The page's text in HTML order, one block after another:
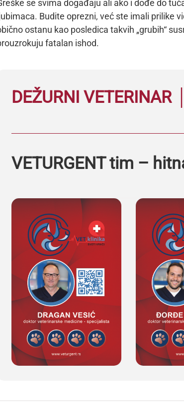
se svima događaju ali ako i dođe do
Budite oprezni, već ste imali prilike
ostanu kao posledica takvih „grubih“
fatalan ishod.
DEŽURNI
VETURGENT tim –